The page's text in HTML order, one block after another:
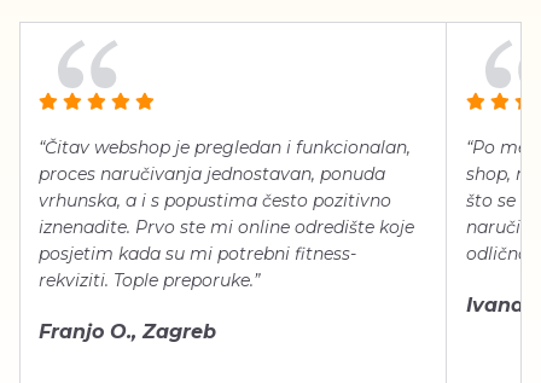
“Čitav webshop je pregledan i funkcionalan,
proces naručivanja jednostavan, ponuda
vrhunska, a i s popustima često pozitivno
iznenadite. Prvo ste mi online odredište koje
posjetim kada su mi potrebni fitness-
rekviziti. Tople preporuke.”
Franjo O., Zagreb
“Po
shop,
što se
naručiti,
odlično
Ivana